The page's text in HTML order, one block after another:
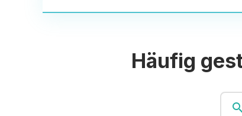
Häufig